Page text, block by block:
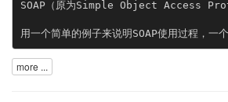
SOAP（原为Simple Object Access
用一个简单的例子来说明SOAP使用过程，
more ...